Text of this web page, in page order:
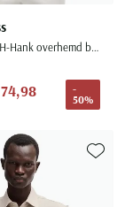
Boss Black H-Hank overhemd beige linnen mouwlengte 7
-
50%